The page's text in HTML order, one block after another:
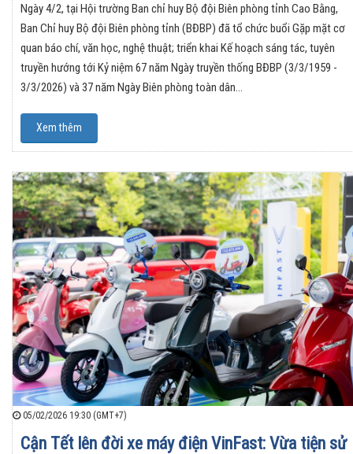
Ngày 4/2, tại Hội trường Ban chỉ huy Bộ đội Biên phòng tỉnh Cao Bằng,
Ban Chỉ huy Bộ đội Biên phòng tỉnh (BĐBP) đã tổ chức buổi Gặp mặt cơ
quan báo chí, văn học, nghệ thuật; triển khai Kế hoạch sáng tác, tuyên
truyền hướng tới Kỷ niệm 67 năm Ngày truyền thống BĐBP (3/3/1959 -
3/3/2026) và 37 năm Ngày Biên phòng toàn dân…
Xem thêm
05/02/2026 19:30 (GMT+7)
Cận Tết lên đời xe máy điện VinFast: Vừa tiện sử